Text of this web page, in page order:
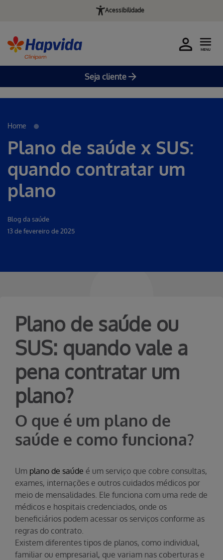
Pular para o Conteúdo principal
Acessibilidade
Seja cliente
MENU
Home
Plano de saúde x SUS:
quando contratar um
plano
Blog da saúde
13 de fevereiro de 2025
Plano de saúde ou
SUS: quando vale a
pena contratar um
plano?
O que é um plano de
saúde e como funciona?
Um plano de saúde é um serviço que cobre consultas,
exames, internações e outros cuidados médicos por
meio de mensalidades. Ele funciona com uma rede de
médicos e hospitais credenciados, onde os
beneficiários podem acessar os serviços conforme as
regras do contrato.
Existem diferentes tipos de planos, como individual,
familiar ou empresarial, que variam nas coberturas e